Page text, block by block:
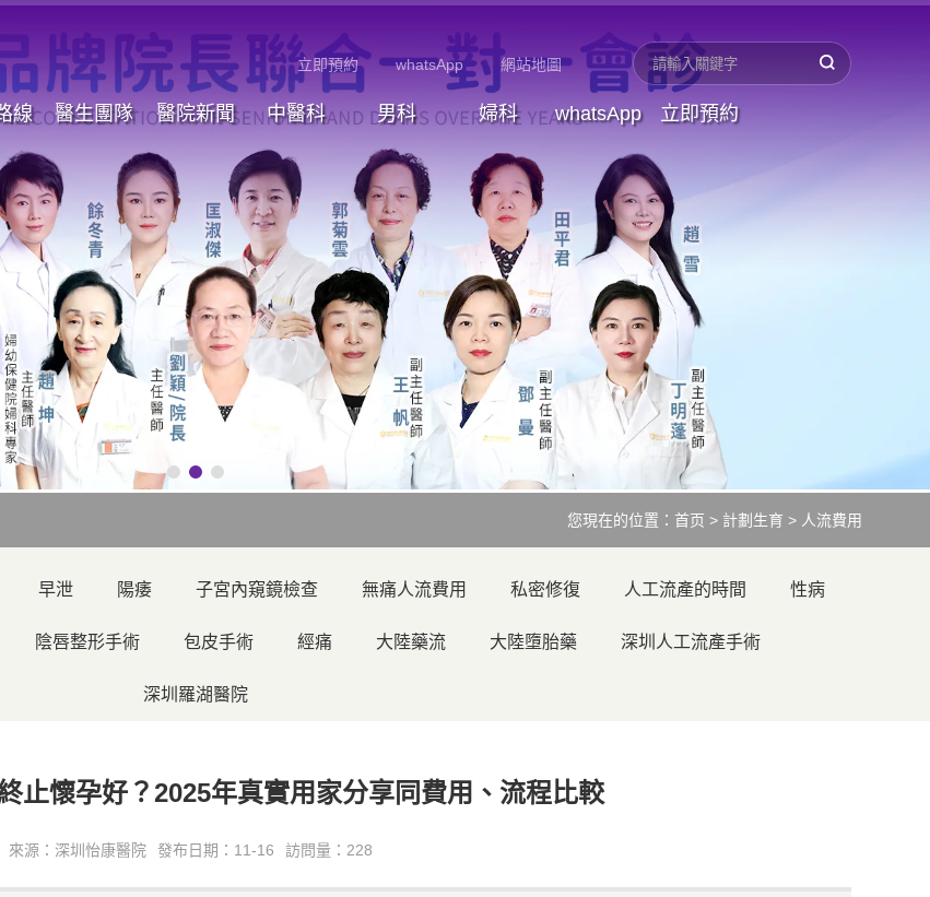
立即預約 whatsApp 網站地圖
線 醫生團隊 醫院新聞 中醫科 男科 婦科 whatsApp 立即預約
您現在的位置： 首页 > 計劃生育 > 人流費用
早泄 陽痿 子宮內窺鏡檢查 無痛人流費用 私密修復 人工流產的時間 性病
陰唇整形手術 包皮手術 經痛 大陸藥流 大陸墮胎藥 深圳人工流產手術
深圳羅湖醫院
止懷孕好？2025年真實用家分享同費用、流程比較
來源：深圳怡康醫院 發布日期：11-16 訪問量：228